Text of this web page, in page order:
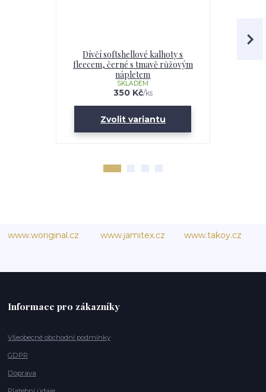
Dívčí softshellové kalhoty s
fleecem, černé s tmavě růžovým
nápletem
350 Kč/ks
SKLADEM
Zvolit variantu
www.woriginal.cz www.jamitex.cz www.takoy.cz
Informace pro zákazníky
Všeobecné obchodní podmínky
GDPR
Doprava